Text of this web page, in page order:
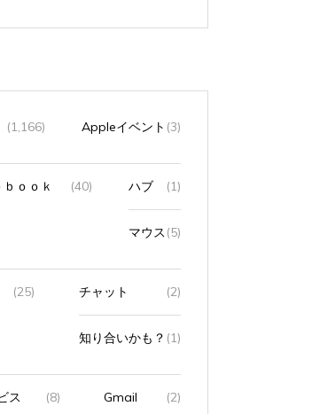
(1,166) Appleイベント (3)
ｏｏｋ (40) ハブ (1)
マウス (5)
(25) チャット (2)
知り合いかも？ (1)
ス (8) Gmail (2)